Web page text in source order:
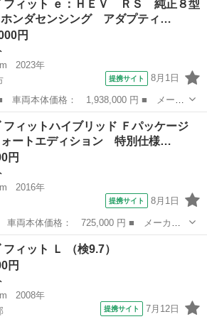
取り車ワンオーナ フルセグ メモリー
フィット ｅ：ＨＥＶ ＲＳ 純正８型
ンダセンシング アダプティ…
円
2023年
提携サイト 8月1日
： フィット ■ グレード名： ｅ：ＨＥ
ンダセンシング アダプティブクルーズ
ィット
フィットハイブリッド Ｆパッケージ
ォートエディション 特別仕様…
円
2016年
提携サイト 8月1日
フィットハイブリッド ■ グレード
ォートエディション 特別仕様車 純正
ト
ィット Ｌ （検9.7）
円
2008年
提携サイト 7月12日